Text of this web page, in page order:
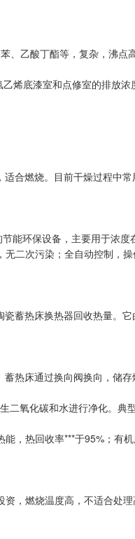
、乙酸丁酯等，复杂，沸点
烯底漆室和点修室的排放
合燃烧。目前干燥过程中
能环保设备，主要用于浓
二次污染；全自动控制，操
蓄热床换热器回收热量。
热床通过换向阀换向，储
氧化碳和水进行净化。典
，热回收率***于95%；有机
，燃烧温度高，不适合处理